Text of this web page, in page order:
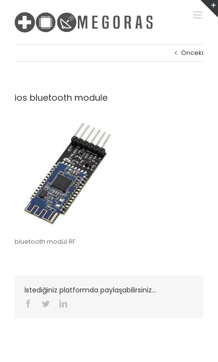
content
Önceki
ios bluetooth module
bluetooth modül RF
İstediğiniz platformda paylaşabilirsiniz...
Facebook
TwitterLinkedIn